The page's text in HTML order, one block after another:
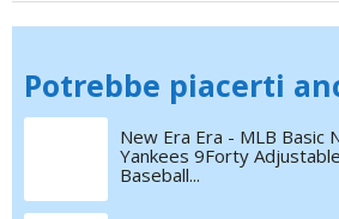
Potrebbe piacerti
New Era Era - MLB Basic
Yankees 9Forty
Baseball...